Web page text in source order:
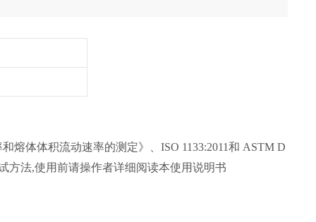
熔体体积流动速率的测定》、ISO 1133:2011和 ASTM D
方法,使用前请操作者详细阅读本使用说明书